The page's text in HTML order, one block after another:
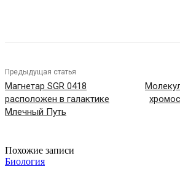
Предыдущая статья
Магнетар SGR 0418
расположен в галактике
Млечный Путь
Похожие записи
Биология